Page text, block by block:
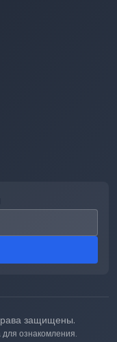
защищены.
ознакомления.